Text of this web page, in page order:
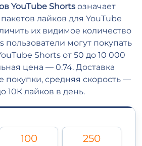
YouTube Shorts означает
лайков для YouTube
их видимое количество
пользователи могут покупать
Shorts от 50 до 10 000
цена — 0.74. Доставка
покупки, средняя скорость —
10К лайков в день.
100
250